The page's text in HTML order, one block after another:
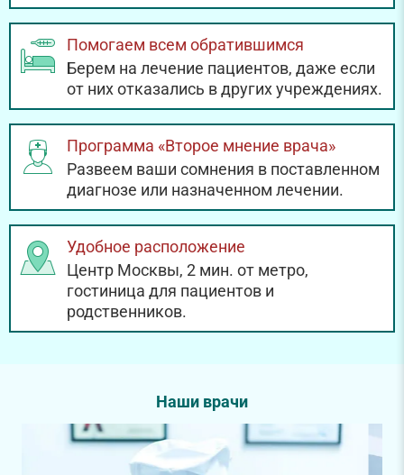
Помогаем всем обратившимся
Берем на лечение пациентов, даже если
от них отказались в других учреждениях.
Программа «Второе мнение врача»
Развеем ваши сомнения в поставленном
диагнозе или назначенном лечении.
Удобное расположение
Центр Москвы, 2 мин. от метро,
гостиница для пациентов и
родственников.
Наши врачи